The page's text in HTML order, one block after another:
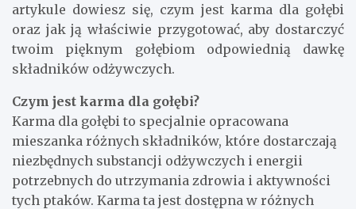
artykule dowiesz się, czym jest karma dla gołębi
oraz jak ją właściwie przygotować, aby dostarczyć
twoim pięknym gołębiom odpowiednią dawkę
składników odżywczych.
Czym jest karma dla gołębi?
Karma dla gołębi to specjalnie opracowana
mieszanka różnych składników, które dostarczają
niezbędnych substancji odżywczych i energii
potrzebnych do utrzymania zdrowia i aktywności
tych ptaków. Karma ta jest dostępna w różnych